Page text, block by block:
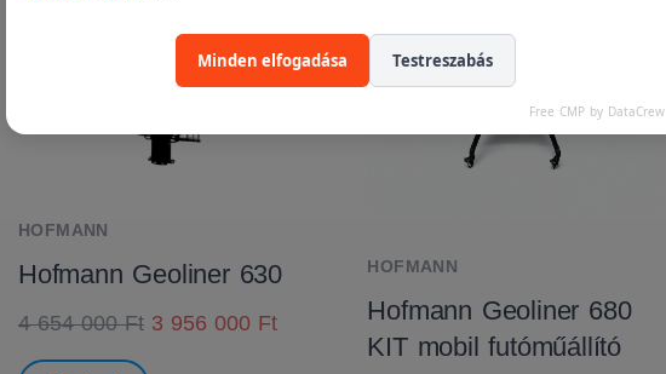
HOFMANN
Hofmann Geoliner 630
4 654 000 Ft 3 956 000 Ft
HOFMANN
Hofmann Geoliner 680
KIT mobil futóműállító
Minden elfogadása Testreszabás
Free CMP by DataCrew